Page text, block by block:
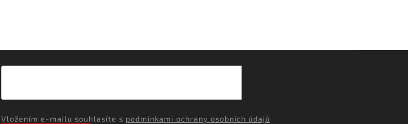
Vložením e-mailu souhlasíte s podmínkami ochrany osobních údajů